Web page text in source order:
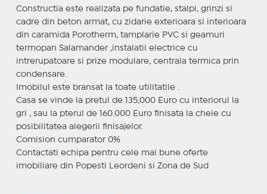
Constructia este realizata pe fundatie, stalpi, grinzi si
cadre din beton armat, cu zidarie exterioara si interioara
din caramida Porotherm, tamplarie PVC si geamuri
termopan Salamander ,instalatii electrice cu
intrerupatoare si prize modulare, centrala termica prin
condensare.
Imobilul este bransat la toate utilitatile .
Casa se vinde la pretul de 135,000 Euro cu interiorul la
gri , sau la pterul de 160.000 Euro finisata la cheie cu
posibilitatea alegerii finisajelor.
Comision cumparator 0%
Contactati echipa pentru cele mai bune oferte
imobiliare din Popesti Leordeni si Zona de Sud